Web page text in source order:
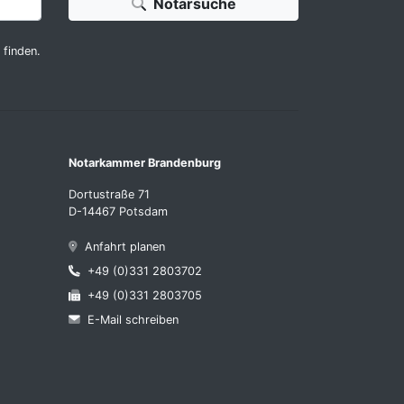
Notarsuche
finden.
Notarkammer Brandenburg
Dortustraße 71
D-14467 Potsdam
Anfahrt planen
+49 (0)331 2803702
+49 (0)331 2803705
E-Mail schreiben